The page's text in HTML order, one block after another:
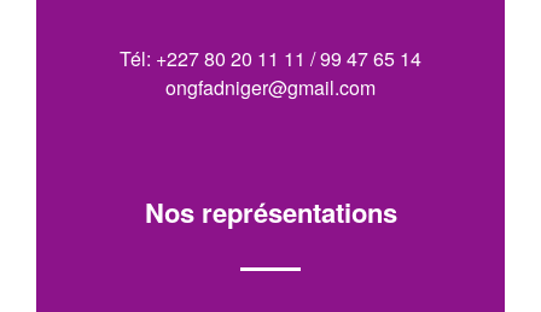
Tél: +227 80 20 11 11 / 99 47 65 14
ongfadniger@gmail.com
Nos représentations